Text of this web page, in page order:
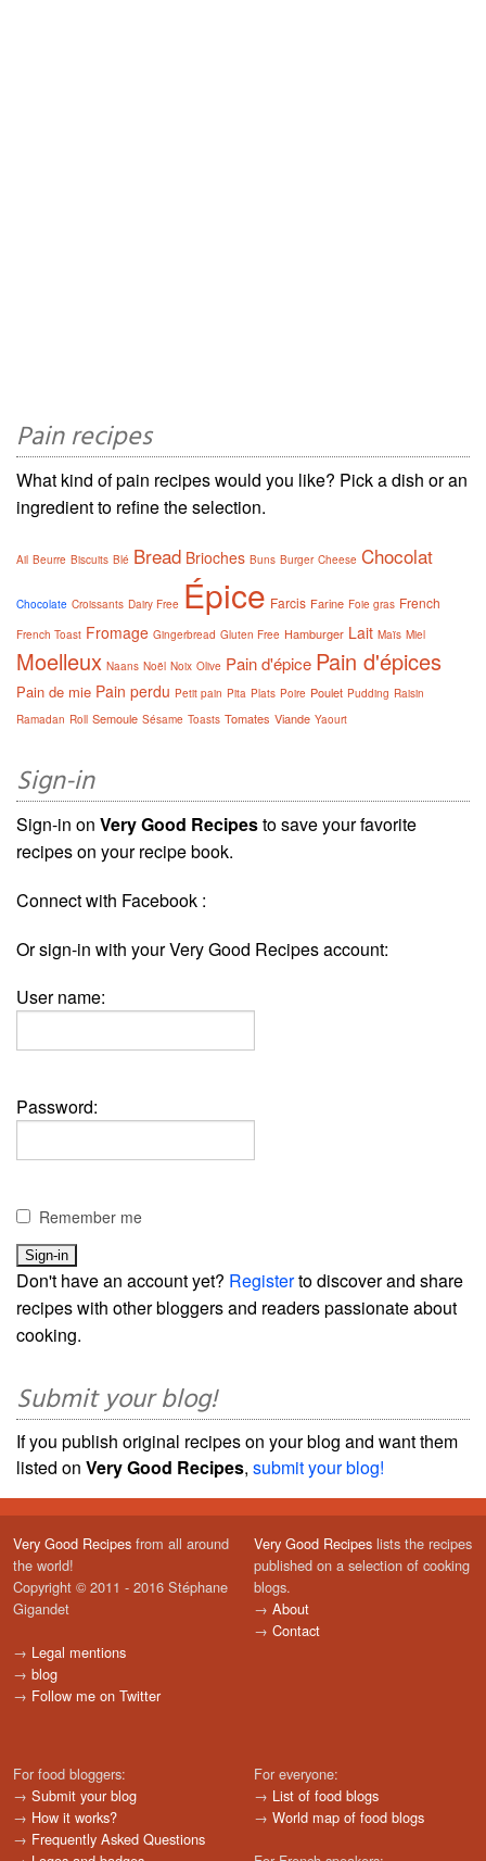
Pain recipes
What kind of pain recipes would you like? Pick a dish or an
ingredient to refine the selection.
Ail Beurre Biscuits Blé Bread Brioches Buns Burger Cheese Chocolat
Chocolate Croissants Dairy Free Épice Farcis Farine Foie gras French
French Toast Fromage Gingerbread Gluten Free Hamburger Lait Maïs Miel
Moelleux Naans Noël Noix Olive Pain d'épice Pain d'épices
Pain de mie Pain perdu Petit pain Pita Plats Poire Poulet Pudding Raisin
Ramadan Roll Semoule Sésame Toasts Tomates Viande Yaourt
Sign-in
Sign-in on Very Good Recipesto save your favorite
recipes on your recipe book.
Connect with Facebook :
Or sign-in with your Very Good Recipes account:
User name:
Password:
Remember me
Don't have an account yet? Registerto discover and share
recipes with other bloggers and readers passionate about
cooking.
Submit your blog!
If you publish original recipes on your blog and want them
listed on Very Good Recipes, submit your blog!
Very Good Recipes from all around
the world!
Copyright © 2011 - 2016 Stéphane
Gigandet
→ Legal mentions
→ blog
→ Follow me on Twitter
Very Good Recipes lists the recipes
published on a selection of cooking
blogs.
→ About
→ Contact
For food bloggers:
→ Submit your blog
→ How it works?
→ Frequently Asked Questions
For everyone:
→ List of food blogs
→ World map of food blogs